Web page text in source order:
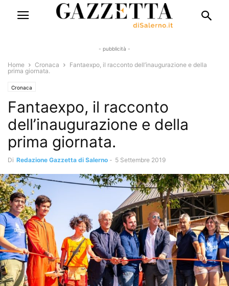
- pubblicità -
Home Cronaca
Fantaexpo, il racconto dell’inaugurazione e della
prima giornata.
Cronaca
Fantaexpo, il racconto
dell’inaugurazione e della
prima giornata.
Di Redazione Gazzetta di Salerno - 5 Settembre 2019